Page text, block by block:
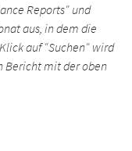
Reports" und
aus, in dem die
auf "Suchen" wird
Bericht mit der oben